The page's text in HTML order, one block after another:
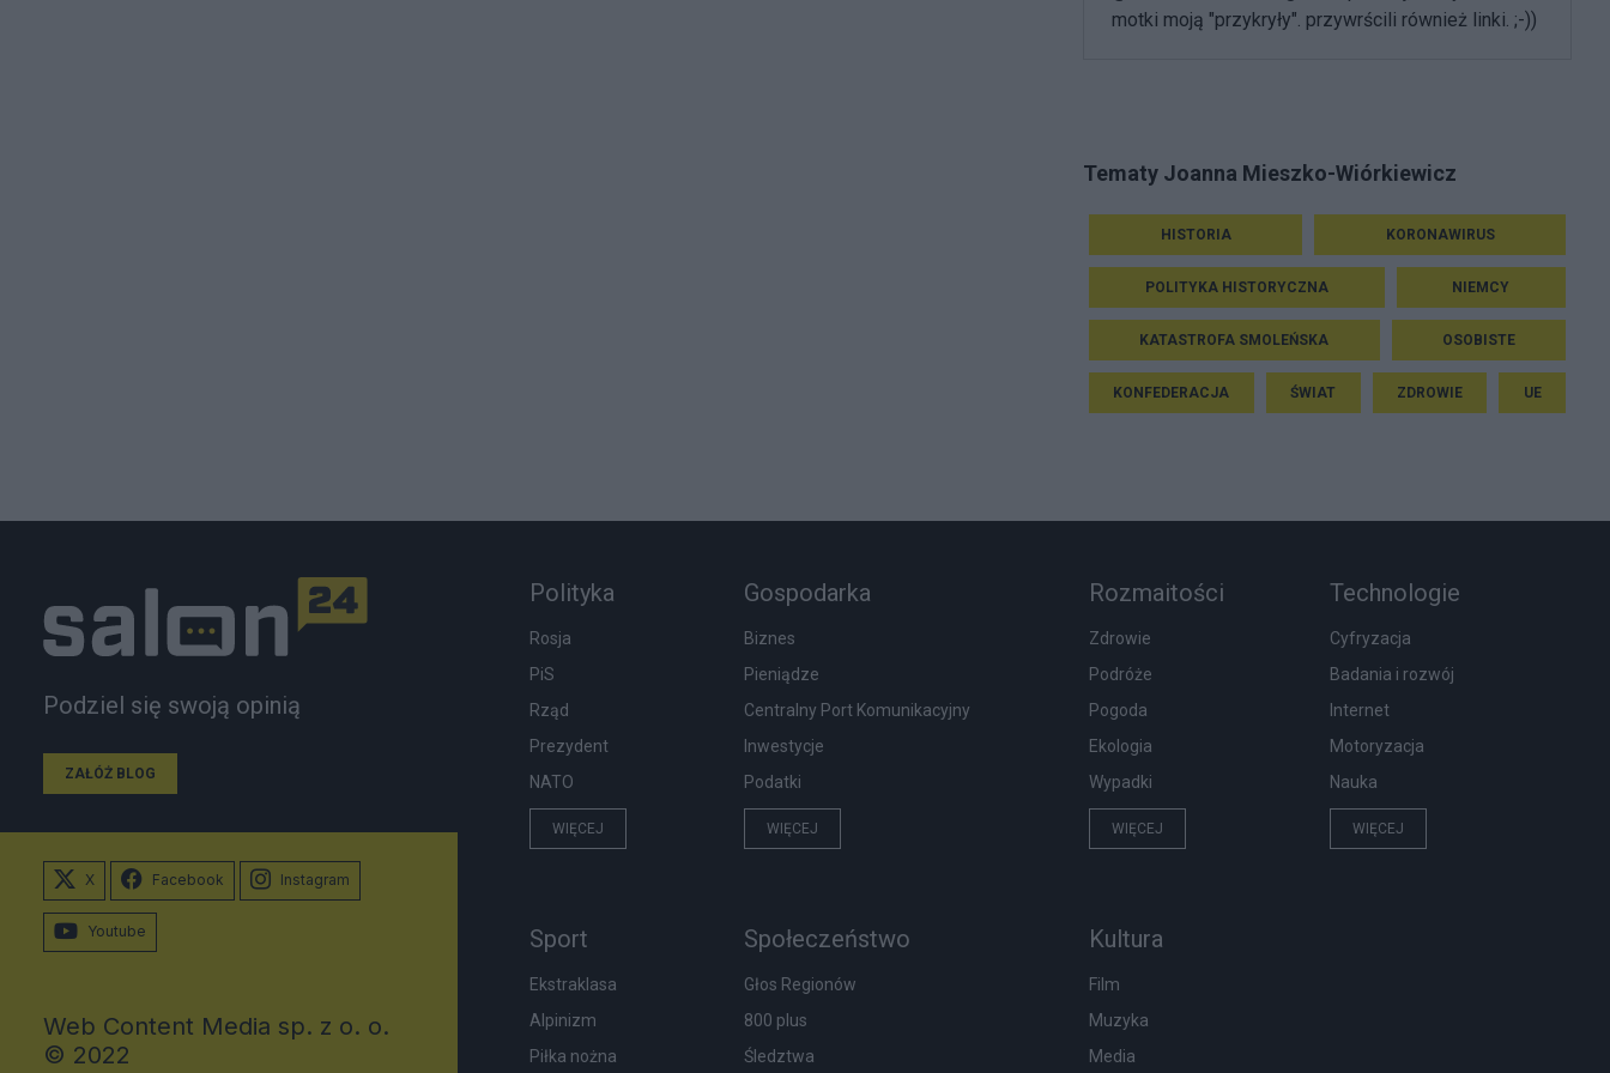
motki moją "przykryły". przywrścili również linki. ;-))
Tematy Joanna Mieszko-Wiórkiewicz
HISTORIA KORONAWIRUS
POLITYKA HISTORYCZNA NIEMCY
KATASTROFA SMOLEŃSKA OSOBISTE
KONFEDERACJA ŚWIAT ZDROWIE UE
Podziel się swoją opinią
ZAŁÓŻ BLOG
Polityka
Rosja
PiS
Rząd
Prezydent
NATO
WIĘCEJ
Gospodarka
Biznes
Pieniądze
Centralny Port Komunikacyjny
Inwestycje
Podatki
WIĘCEJ
Rozmaitości
Zdrowie
Podróże
Pogoda
Ekologia
Wypadki
WIĘCEJ
Technologie
Cyfryzacja
Badania i rozwój
Internet
Motoryzacja
Nauka
WIĘCEJ
Sport
Ekstraklasa
Alpinizm
Piłka nożna
Społeczeństwo
Głos Regionów
800 plus
Śledztwa
Kultura
Film
Muzyka
Media
X Facebook Instagram
Youtube
Web Content Media sp. z o. o.
© 2022